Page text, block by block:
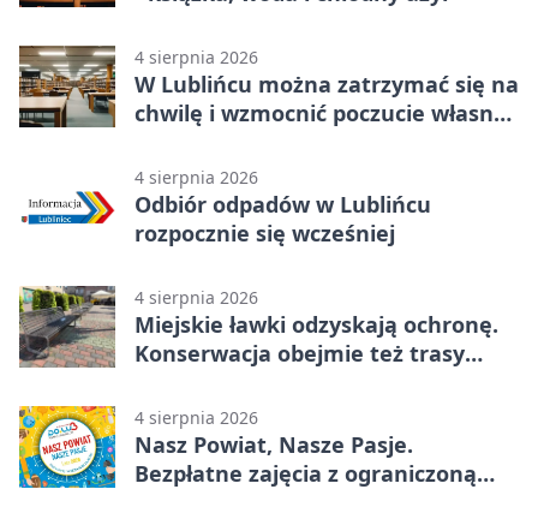
4 sierpnia 2026
W Lublińcu można zatrzymać się na
chwilę i wzmocnić poczucie własnej
4 sierpnia 2026
Odbiór odpadów w Lublińcu
rozpocznie się wcześniej
4 sierpnia 2026
Miejskie ławki odzyskają ochronę.
Konserwacja obejmie też trasy
4 sierpnia 2026
Nasz Powiat, Nasze Pasje.
Bezpłatne zajęcia z ograniczoną